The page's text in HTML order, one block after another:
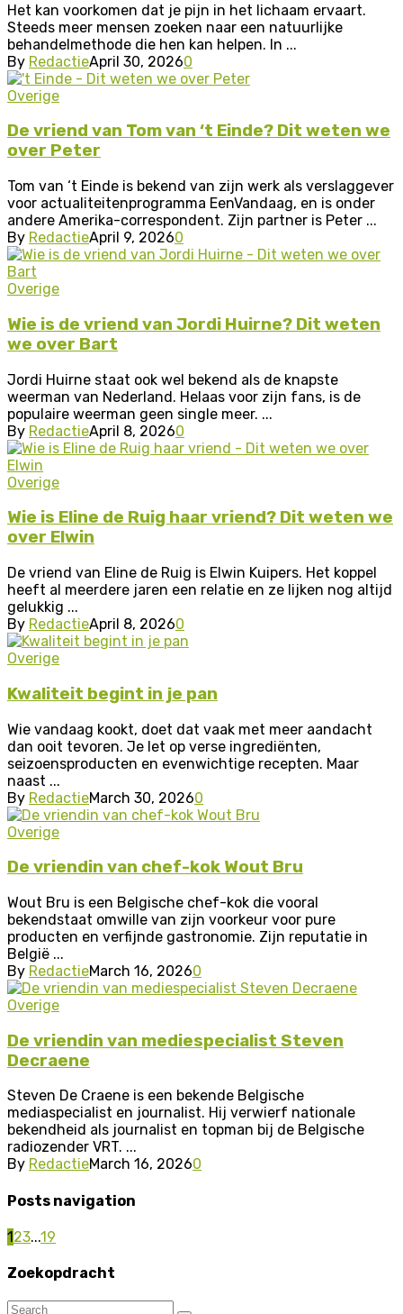
Het kan voorkomen dat je pijn in het lichaam ervaart.
Steeds meer mensen zoeken naar een natuurlijke
behandelmethode die hen kan helpen. In ...
By RedactieApril 30, 20260
Overige
De vriend van Tom van ‘t Einde? Dit weten we
over Peter
Tom van ‘t Einde is bekend van zijn werk als verslaggever
voor actualiteitenprogramma EenVandaag, en is onder
andere Amerika-correspondent. Zijn partner is Peter ...
By RedactieApril 9, 20260
Overige
Wie is de vriend van Jordi Huirne? Dit weten
we over Bart
Jordi Huirne staat ook wel bekend als de knapste
weerman van Nederland. Helaas voor zijn fans, is de
populaire weerman geen single meer. ...
By RedactieApril 8, 20260
Overige
Wie is Eline de Ruig haar vriend? Dit weten we
over Elwin
De vriend van Eline de Ruig is Elwin Kuipers. Het koppel
heeft al meerdere jaren een relatie en ze lijken nog altijd
gelukkig ...
By RedactieApril 8, 20260
Overige
Kwaliteit begint in je pan
Wie vandaag kookt, doet dat vaak met meer aandacht
dan ooit tevoren. Je let op verse ingrediënten,
seizoensproducten en evenwichtige recepten. Maar
naast ...
By RedactieMarch 30, 20260
Overige
De vriendin van chef-kok Wout Bru
Wout Bru is een Belgische chef-kok die vooral
bekendstaat omwille van zijn voorkeur voor pure
producten en verfijnde gastronomie. Zijn reputatie in
België ...
By RedactieMarch 16, 20260
Overige
De vriendin van mediespecialist Steven
Decraene
Steven De Craene is een bekende Belgische
mediaspecialist en journalist. Hij verwierf nationale
bekendheid als journalist en topman bij de Belgische
radiozender VRT. ...
By RedactieMarch 16, 20260
Posts navigation
123...19
Zoekopdracht